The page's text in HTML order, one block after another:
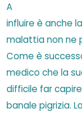
A
influire è anche
malattia non ne
Come è
medico che la
difficile far
banale pigrizia.